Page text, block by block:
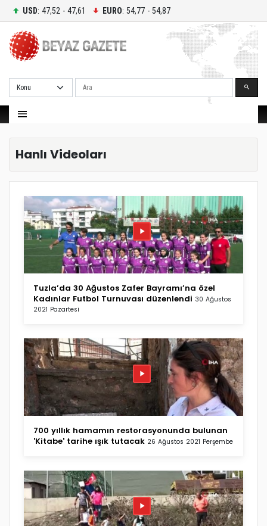
USD: 47,52 - 47,61 EURO: 54,77 - 54,87
Ara
Hanlı Videoları
Tuzla’da 30 Ağustos Zafer Bayramı’na özel
Kadınlar Futbol Turnuvası düzenlendi 30 Ağustos
2021 Pazartesi
700 yıllık hamamın restorasyonunda bulunan
'Kitabe' tarihe ışık tutacak 26 Ağustos 2021 Perşembe